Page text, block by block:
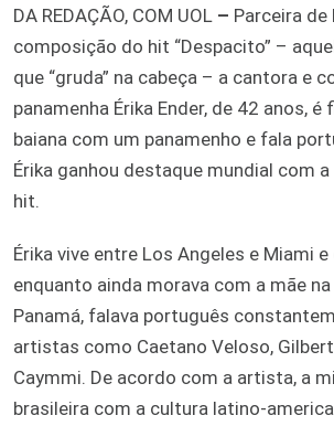
DA REDAÇÃO, COM UOL – Parceira de
composição do hit “Despacito” –
que “gruda” na cabeça – a cantora e
panamenha Érika Ender, de 42 anos, é
baiana com um panamenho e fala
Érika ganhou destaque mundial com
hit.
Érika vive entre Los Angeles e Miami
enquanto ainda morava com a mãe
Panamá, falava português
artistas como Caetano Veloso,
Caymmi. De acordo com a artista, a
brasileira com a cultura latino-